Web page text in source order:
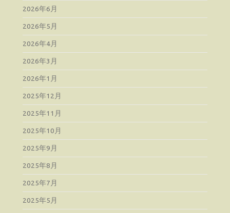
2026年6月
2026年5月
2026年4月
2026年3月
2026年1月
2025年12月
2025年11月
2025年10月
2025年9月
2025年8月
2025年7月
2025年5月